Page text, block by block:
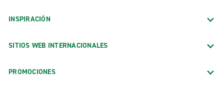
INSPIRACIÓN
SITIOS WEB INTERNACIONALES
PROMOCIONES